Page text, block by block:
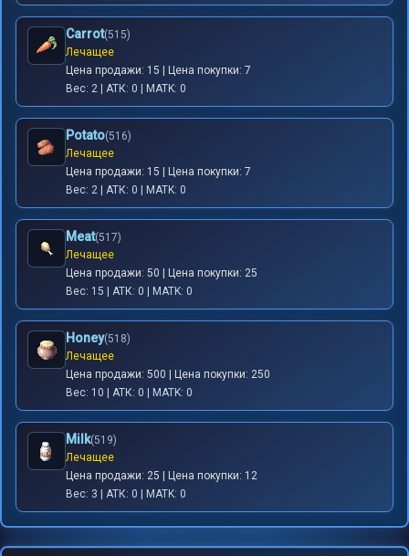
Carrot(515)
Лечащее
Цена продажи: 15 | Цена покупки: 7
Вес: 2 | АТК: 0 | MATK: 0
Potato(516)
Лечащее
Цена продажи: 15 | Цена покупки: 7
Вес: 2 | АТК: 0 | MATK: 0
Meat(517)
Лечащее
Цена продажи: 50 | Цена покупки: 25
Вес: 15 | АТК: 0 | MATK: 0
Honey(518)
Лечащее
Цена продажи: 500 | Цена покупки: 250
Вес: 10 | АТК: 0 | MATK: 0
Milk(519)
Лечащее
Цена продажи: 25 | Цена покупки: 12
Вес: 3 | АТК: 0 | MATK: 0